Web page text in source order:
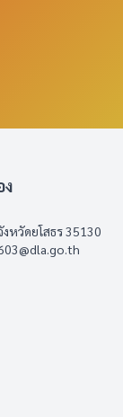
หวัดยโสธร 35130